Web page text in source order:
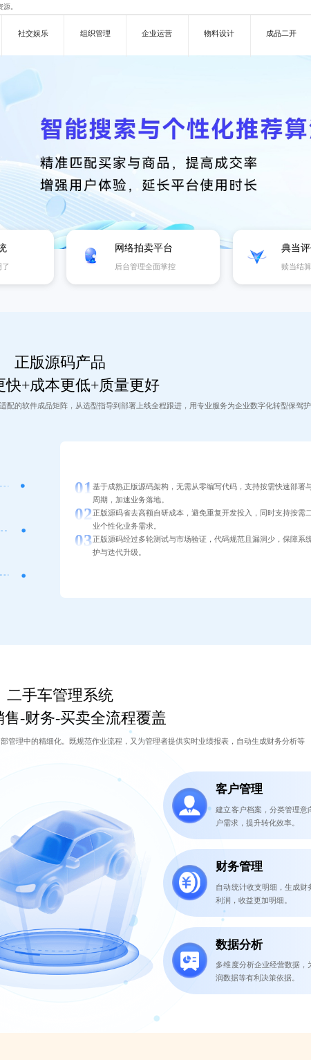
。
社交娱乐 组织管理 企业运营 物料设计 成品二开
网络拍卖平台
后台管理全面掌控
典当
赎当结
正版源码产品
快+成本更低+质量更好
配的软件成品矩阵，从选型指导到部署上线全程跟进，用专业服务为企业数字化转型保驾
基于成熟正版源码架构，无需从零编写代码，支持按需快速部署
周期，加速业务落地。
正版源码省去高额自研成本，避免重复开发投入，同时支持按需
业个性化业务需求。
正版源码经过多轮测试与市场验证，代码规范且漏洞少，保障系
护与迭代升级。
二手车管理系统
售-财务-买卖全流程覆盖
管理中的精细化。既规范作业流程，又为管理者提供实时业绩报表，自动生成财务分析等
客户管理
建立客户档案，分类管理意
户需求，提升转化效率。
财务管理
自动统计收支明细，生成
利润，收益更加明细。
数据分析
多维度分析企业经营数据，
润数据等有利决策依据。